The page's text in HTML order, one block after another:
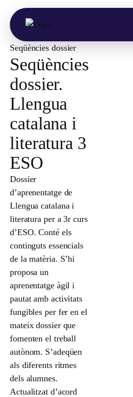
Seqüències dossier
Seqüències
dossier.
Llengua
catalana i
literatura 3
ESO
Dossier
d’aprenentatge de
Llengua catalana i
literatura per a 3r curs
d’ESO. Conté els
continguts essencials
de la matèria. S’hi
proposa un
aprenentatge àgil i
pautat amb activitats
fungibles per fer en el
mateix dossier que
fomenten el treball
autònom. S’adeqüen
als diferents ritmes
dels alumnes.
Actualitzat d’acord